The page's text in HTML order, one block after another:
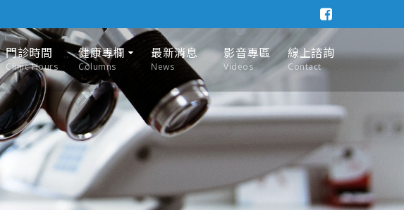
門診時間
Clinic Hours
健康專欄
Columns
最新消息
News
影音專區
Videos
線上諮詢
Contact